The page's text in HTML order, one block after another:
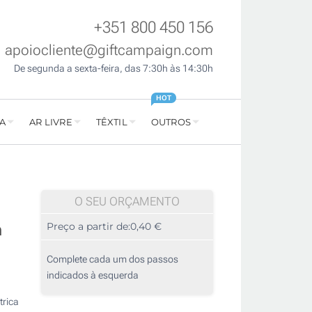
+351 800 450 156
apoiocliente@giftcampaign.com
De segunda a sexta-feira, das 7:30h às 14:30h
AR LIVRE TÊXTIL OUTROS
HOT
O SEU ORÇAMENTO
Preço a partir de:0,40 €
Complete cada um dos passos
indicados à esquerda